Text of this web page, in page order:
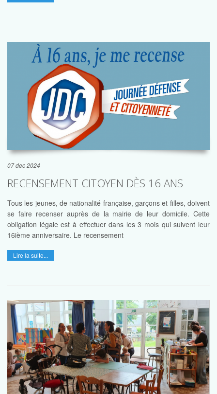
07 dec 2024
RECENSEMENT CITOYEN DÈS 16 ANS
Tous les jeunes, de nationalité française, garçons et filles, doivent
se faire recenser auprès de la mairie de leur domicile. Cette
obligation légale est à effectuer dans les 3 mois qui suivent leur
16ième anniversaire. Le recensement
Lire la suite...